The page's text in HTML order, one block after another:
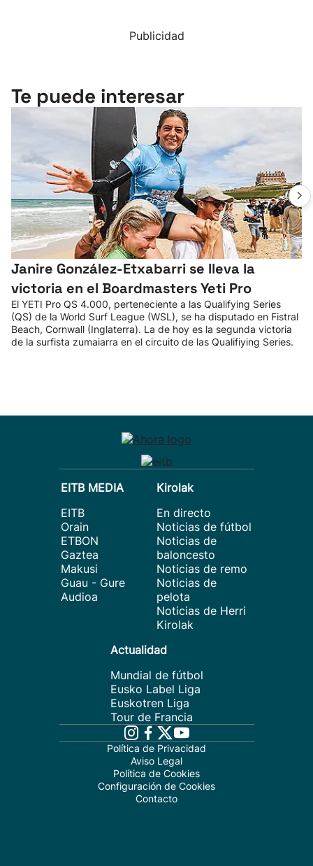
Publicidad
Te puede interesar
Janire González-Etxabarri se lleva la
victoria en el Boardmasters Yeti Pro
El YETI Pro QS 4.000, perteneciente a las Qualifying Series
(QS) de la World Surf League (WSL), se ha disputado en Fistral
Beach, Cornwall (Inglaterra). La de hoy es la segunda victoria
de la surfista zumaiarra en el circuito de las Qualifiying Series.
EITB MEDIA
EITB
Orain
ETBON
Gaztea
Makusi
Guau - Gure
Audioa
Kirolak
En directo
Noticias de fútbol
Noticias de
baloncesto
Noticias de remo
Noticias de
pelota
Noticias de Herri
Kirolak
Actualidad
Mundial de fútbol
Eusko Label Liga
Euskotren Liga
Tour de Francia
Política de Privacidad
Aviso Legal
Política de Cookies
Configuración de Cookies
Contacto